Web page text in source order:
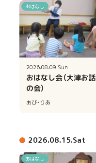
おはなし
2026.08.09.Sun
おはなし会（大津お話
の会）
おび・りあ
2026.08.15.Sat
おはなし